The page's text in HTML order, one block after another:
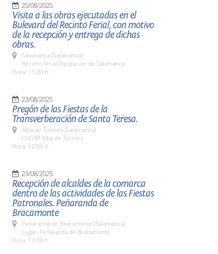
25/08/2025
Visita a las obras ejecutadas en el
Bulevard del Recinto Ferial, con motivo
de la recepción y entrega de dichas
obras.
Salamanca (Salamanca)
Recinto ferial Diputación de Salamanca
Hora: 11:00 h.
23/08/2025
Pregón de las Fiestas de la
Transverberación de Santa Teresa.
Alba de Tormes (Salamanca)
LUGAR Alba de Tormes
Hora: 22:00 h.
23/08/2025
Recepción de alcaldes de la comarca
dentro de las actividades de las Fiestas
Patronales. Peñaranda de
Bracamonte
Peñaranda de Bracamonte (Salamanca)
Lugar: Peñaranda de Bracamonte
Hora: 13:30 h.